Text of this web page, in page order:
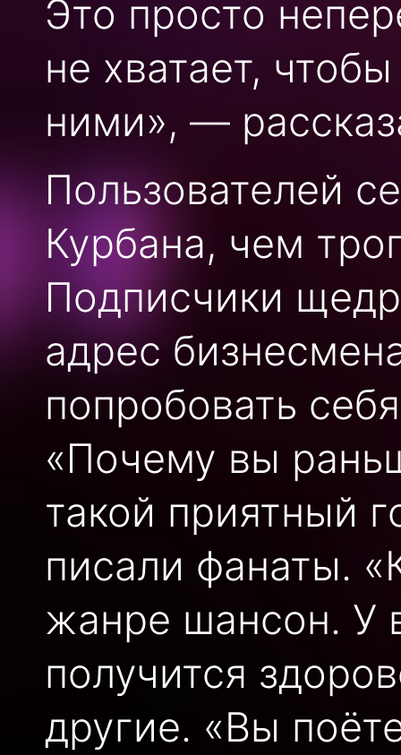
Это просто
не хватает,
ними», —
Пользователей
Курбана, чем
Подписчики
адрес
попробовать
«Почему вы
такой приятный
писали фанаты.
жанре шансон. У
получится
другие. «Вы